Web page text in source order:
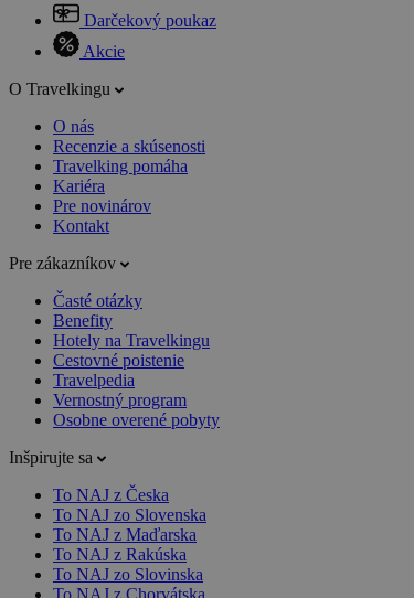
Darčekový poukaz
Akcie
O Travelkingu
O nás
Recenzie a skúsenosti
Travelking pomáha
Kariéra
Pre novinárov
Kontakt
Pre zákazníkov
Časté otázky
Benefity
Hotely na Travelkingu
Cestovné poistenie
Travelpedia
Vernostný program
Osobne overené pobyty
Inšpirujte sa
To NAJ z Česka
To NAJ zo Slovenska
To NAJ z Maďarska
To NAJ z Rakúska
To NAJ zo Slovinska
To NAJ z Chorvátska